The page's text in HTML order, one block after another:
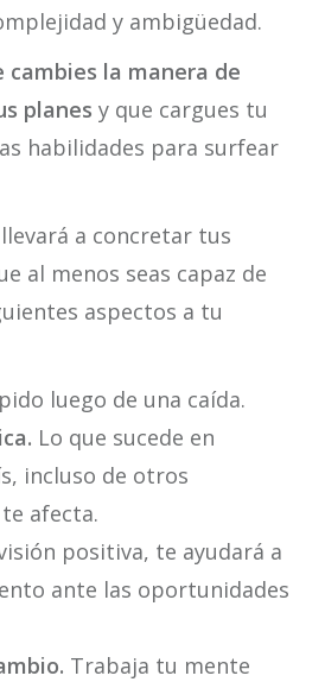
y ambigüedad.
cambies la manera de
planes y que cargues tu
habilidades para surfear
a concretar tus
al menos seas capaz de
aspectos a tu
luego de una caída.
Lo que sucede en
incluso de otros
afecta.
positiva, te ayudará a
ante las oportunidades
Trabaja tu mente